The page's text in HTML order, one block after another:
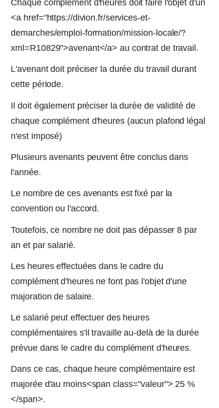
Chaque complément d'heures doit faire l'objet d'un
<a href="https://divion.fr/services-et-
demarches/emploi-formation/mission-locale/?
xml=R10829">avenant</a> au contrat de travail.
L'avenant doit préciser la durée du travail durant
cette période.
Il doit également préciser la durée de validité de
chaque complément d'heures (aucun plafond légal
n'est imposé)
Plusieurs avenants peuvent être conclus dans
l'année.
Le nombre de ces avenants est fixé par la
convention ou l'accord.
Toutefois, ce nombre ne doit pas dépasser 8 par
an et par salarié.
Les heures effectuées dans le cadre du
complément d'heures ne font pas l'objet d'une
majoration de salaire.
Le salarié peut effectuer des heures
complémentaires s'il travaille au-delà de la durée
prévue dans le cadre du complément d'heures.
Dans ce cas, chaque heure complémentaire est
majorée d'au moins<span class="valeur"> 25 %
</span>.